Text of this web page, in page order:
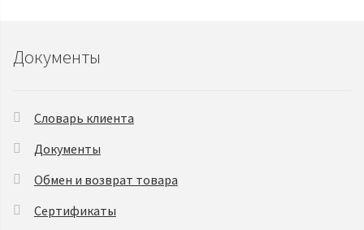
Документы
Словарь клиента
Документы
Обмен и возврат товара
Сертификаты